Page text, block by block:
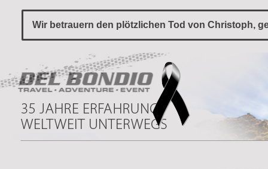
Wir betrauern den plötzlichen Tod von Christoph,